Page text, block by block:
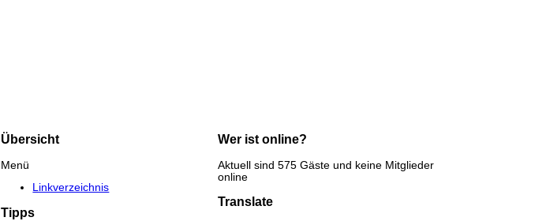
Übersicht
Menü
Linkverzeichnis
Tipps
Wer ist online?
Aktuell sind 575 Gäste und keine Mitglieder
online
Translate